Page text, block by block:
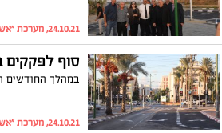
24.10.21, מערכת "אשקלונים"
סוף לפקקים
24.10.21, מערכת "אשקלונים"